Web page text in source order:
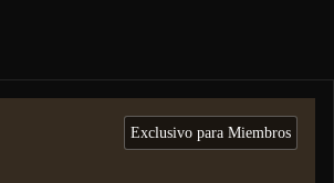
Exclusivo para Miembros